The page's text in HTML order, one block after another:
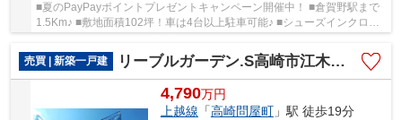
■夏のPayPayポイントプレゼントキャンペーン開催中！ ■倉賀野駅まで
1.5Km♪ ■敷地面積102坪！車は4台以上駐車可能♪ ■シューズインクロー
売買 | 新築一戸建
リーブルガーデン.S高崎市江木町第12ー①
4,790万円
上越線 「高崎問屋町」駅 徒歩19分